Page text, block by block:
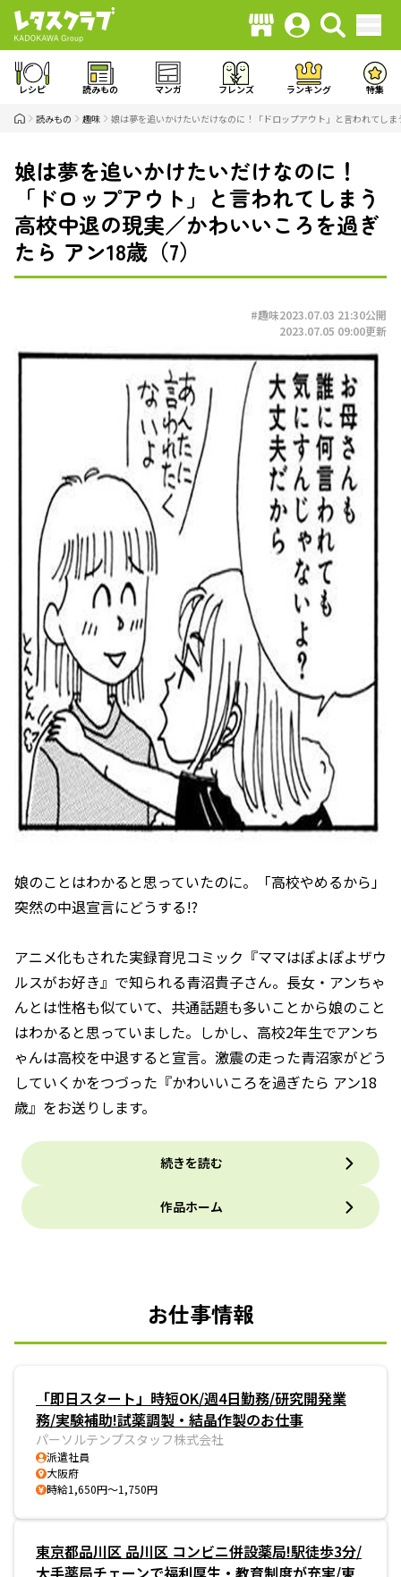
レシピ 読みもの マンガ フレンズ ランキング 特集
読みもの 趣味 娘は夢を追いかけたいだけなのに！「ドロップアウト」と言われてし
娘は夢を追いかけたいだけなのに！
「ドロップアウト」と言われてしまう
高校中退の現実／かわいいころを過ぎ
たら アン18歳（7）
#趣味2023.07.03 21:30公開
2023.07.05 09:00更新
娘のことはわかると思っていたのに。「高校やめるから」
突然の中退宣言にどうする!?
アニメ化もされた実録育児コミック『ママはぽよぽよザウ
ルスがお好き』で知られる青沼貴子さん。長女・アンちゃ
んとは性格も似ていて、共通話題も多いことから娘のこと
はわかると思っていました。しかし、高校2年生でアンち
ゃんは高校を中退すると宣言。激震の走った青沼家がどう
していくかをつづった『かわいいころを過ぎたら アン18
歳』をお送りします。
続きを読む
作品ホーム
お仕事情報
「即日スタート」時短OK/週4日勤務/研究開発業
務/実験補助!試薬調製・結晶作製のお仕事
パーソルテンプスタッフ株式会社
派遣社員
大阪府
時給1,650円～1,750円
東京都品川区 品川区 コンビニ併設薬局!駅徒歩3分/
大手薬局チェーンで福利厚生・教育制度が充実/東